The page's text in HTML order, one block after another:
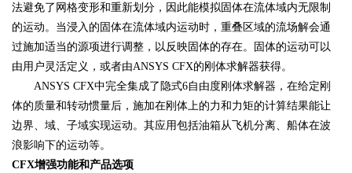
法避免了网格变形和重新划分，因此能模拟固体在流体域内无限制
的运动。当浸入的固体在流体域内运动时，重叠区域的流场解会通
过施加适当的源项进行调整，以反映固体的存在。固体的运动可以
由用户灵活定义，或者由ANSYS CFX的刚体求解器获得。
ANSYS CFX中完全集成了隐式6自由度刚体求解器，在给定刚
体的质量和转动惯量后，施加在刚体上的力和力矩的计算结果能让
边界、域、子域实现运动。其应用包括油箱从飞机分离、船体在波
浪影响下的运动等。
CFX增强功能和产品选项